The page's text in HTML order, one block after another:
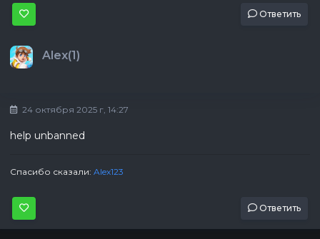
Ответить
Alex(1)
24 октября 2025 г, 14:27
help unbanned
Спасибо сказали: Alex123
Ответить